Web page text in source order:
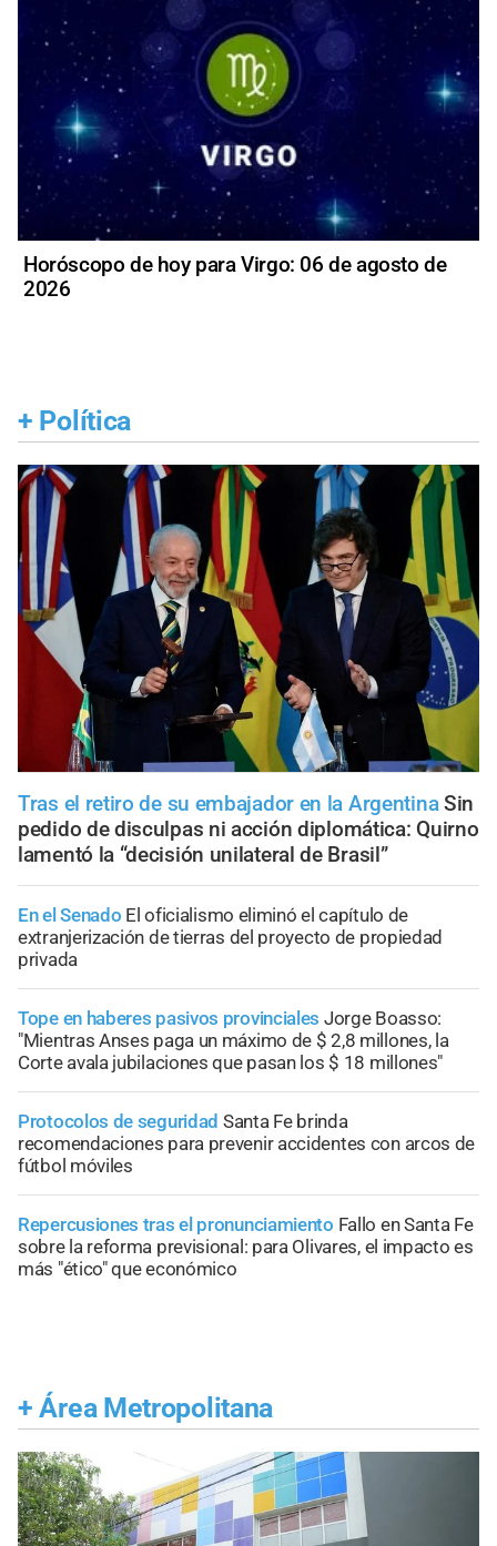
Horóscopo de hoy para Virgo: 06 de agosto de
2026
+ Política
Tras el retiro de su embajador en la Argentina Sin
pedido de disculpas ni acción diplomática: Quirno
lamentó la “decisión unilateral de Brasil”
En el Senado El oficialismo eliminó el capítulo de
extranjerización de tierras del proyecto de propiedad
privada
Tope en haberes pasivos provinciales Jorge Boasso:
"Mientras Anses paga un máximo de $ 2,8 millones, la
Corte avala jubilaciones que pasan los $ 18 millones"
Protocolos de seguridad Santa Fe brinda
recomendaciones para prevenir accidentes con arcos de
fútbol móviles
Repercusiones tras el pronunciamiento Fallo en Santa Fe
sobre la reforma previsional: para Olivares, el impacto es
más "ético" que económico
+ Área Metropolitana